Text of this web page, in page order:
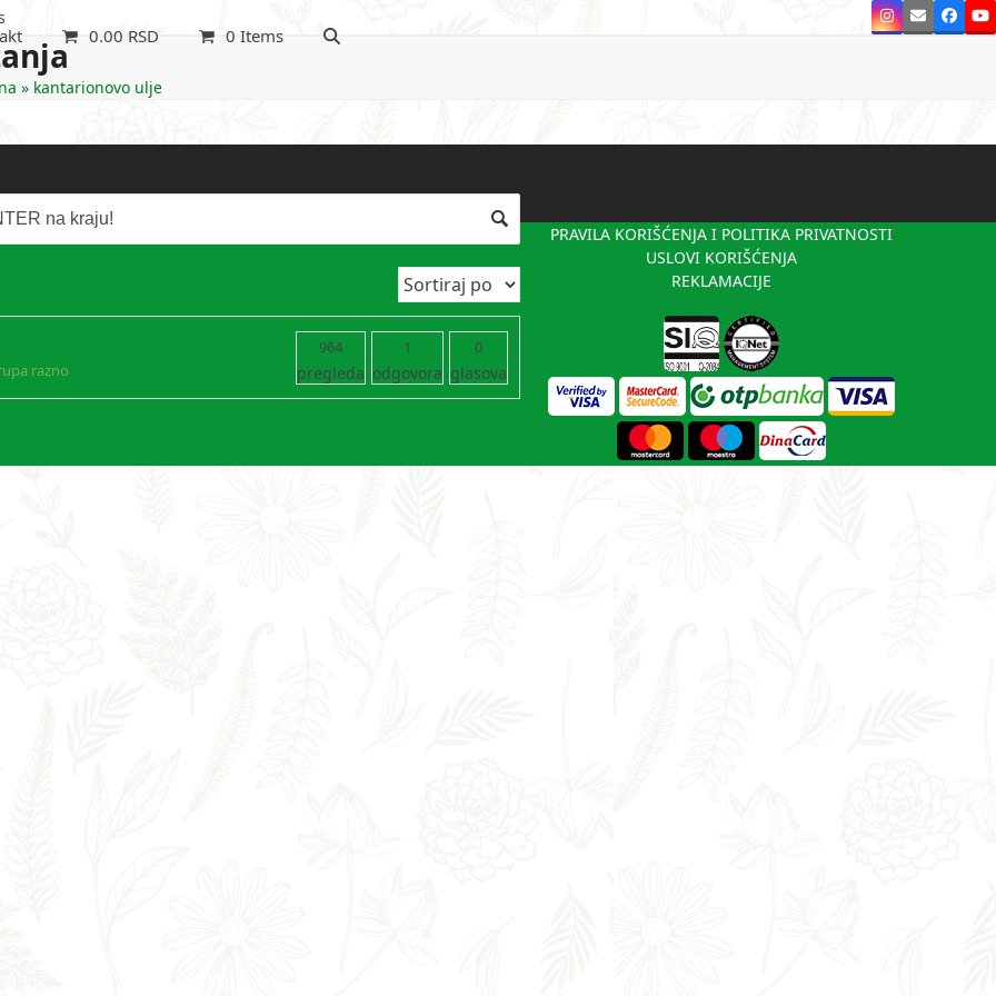
Instagram
Email
0.00 RSD 0 Items
» kantarionovo ulje
razno
964
pregleda
1
odgovora
0
glasova
PRAVILA KORIŠĆENJA I POLITIKA PRIVATNOSTI
USLOVI KORIŠĆENJA
REKLAMACIJE